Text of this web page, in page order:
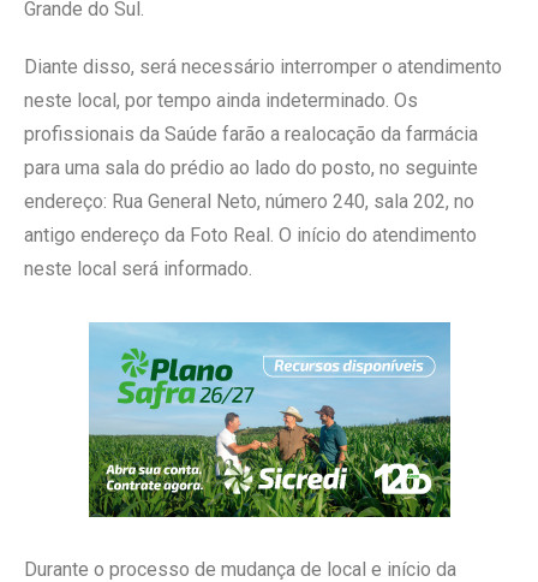
Grande do Sul.
Diante disso, será necessário interromper o atendimento
neste local, por tempo ainda indeterminado. Os
profissionais da Saúde farão a realocação da farmácia
para uma sala do prédio ao lado do posto, no seguinte
endereço: Rua General Neto, número 240, sala 202, no
antigo endereço da Foto Real. O início do atendimento
neste local será informado.
Durante o processo de mudança de local e início da